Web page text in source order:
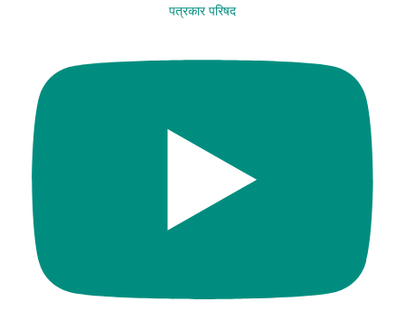
पत्रकार परिषद